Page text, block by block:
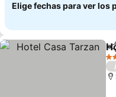
Elige fechas para ver los
3
/